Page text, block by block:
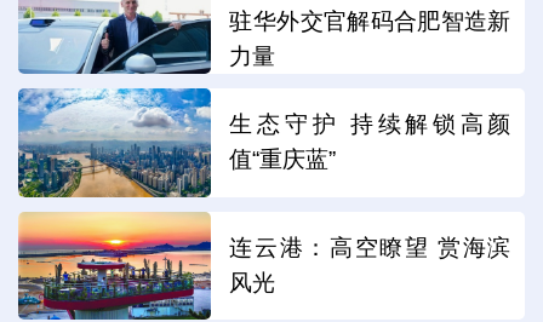
驻华外交官解码合肥智造新
力量
生态守护 持续解锁高颜
值“重庆蓝”
连云港：高空瞭望 赏海滨
风光